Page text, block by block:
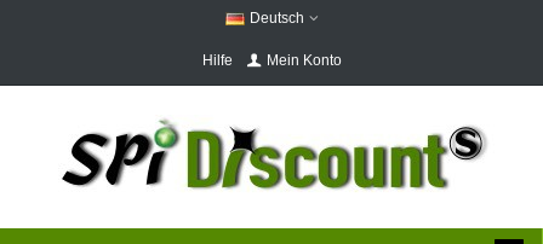
Deutsch
Hilfe Mein Konto